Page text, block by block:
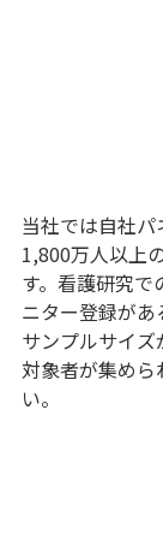
当社では自社パ
1,800万人以上
す。看護研究
ニター登録があ
サンプルサイ
対象者が集め
い。